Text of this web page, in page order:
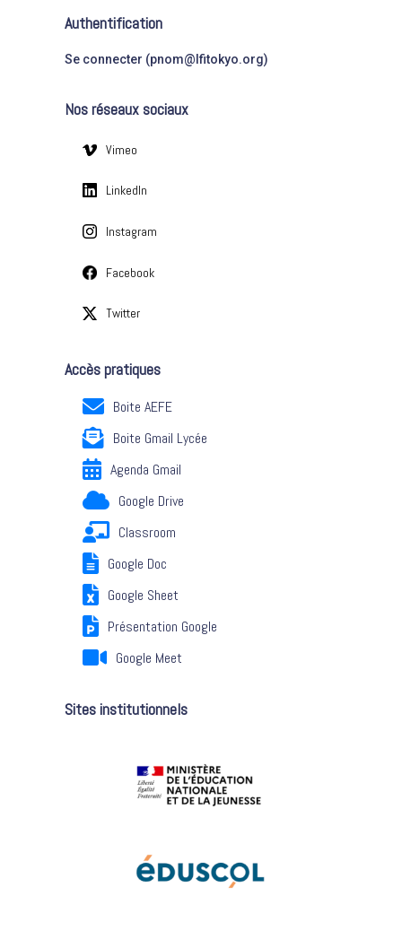
g
o
e
Authentification
Se connecter (pnom@lfitokyo.org)
Nos réseaux sociaux
Vimeo
LinkedIn
Instagram
Facebook
Twitter
Accès pratiques
Boite AEFE
Boite Gmail Lycée
Agenda Gmail
Google Drive
Classroom
Google Doc
Google Sheet
Présentation Google
Google Meet
Sites institutionnels